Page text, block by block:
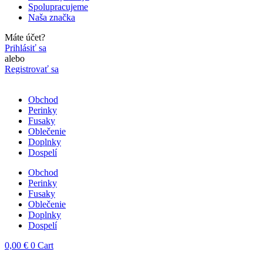
Spolupracujeme
Naša značka
Máte účet?
Prihlásiť sa
alebo
Registrovať sa
Obchod
Perinky
Fusaky
Oblečenie
Doplnky
Dospelí
Obchod
Perinky
Fusaky
Oblečenie
Doplnky
Dospelí
0,00 € 0 Cart